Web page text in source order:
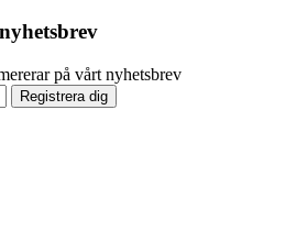
på vårt nyhetsbrev
Registrera dig